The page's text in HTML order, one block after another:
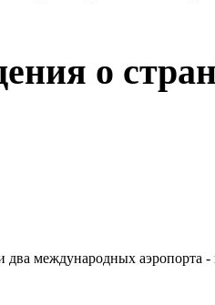
о
два международных